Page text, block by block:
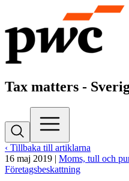
Tax matters -
‹ Tillbaka till artiklarna
16 maj 2019 | Moms, tull och
Företagsbeskattning